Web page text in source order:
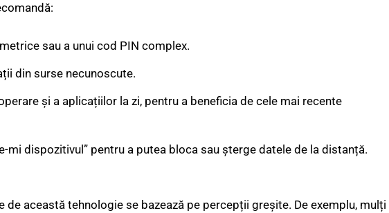
sau a unui cod PIN complex.
din surse necunoscute.
și a aplicațiilor la zi, pentru a beneficia de cele mai recente
mi dispozitivul” pentru a putea bloca sau șterge datele de la distanță.
de această tehnologie se bazează pe percepții greșite. De exemplu, mulți